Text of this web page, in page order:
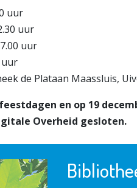
uur
uur
uur
uur
de Plataan Maassluis,
en op 19
Overheid gesloten.